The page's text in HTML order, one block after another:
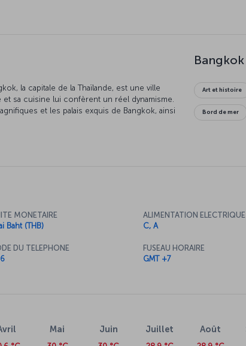
la capitale de la Thaïlande, est une ville
sa cuisine lui confèrent un réel dynamisme.
et les palais exquis de Bangkok, ainsi
ambulants jusqu’aux boutiques de luxe
dégustez sa street food et parcourez les
inoubliable. La capitale thaïlandaise, avec
attractions incontournables et
forts de Bangkok et de ses environs,
et le vaste marché de Chatuchak, ainsi que
Bangkok
Art et histoire
Bord de mer
MONETAIRE
Baht (THB)
DU TELEPHONE
ALIMENTATION ELECTRIQUE
C, A
FUSEAU HORAIRE
GMT +7
Mai Juin Juillet Août